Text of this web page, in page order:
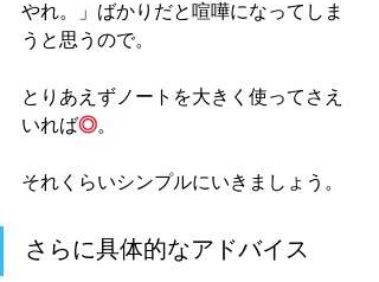
やれ。」ばかりだと喧嘩になってしま
うと思うので。
とりあえずノートを大きく使ってさえ
いれば◎。
それくらいシンプルにいきましょう。
さらに具体的なアドバイス